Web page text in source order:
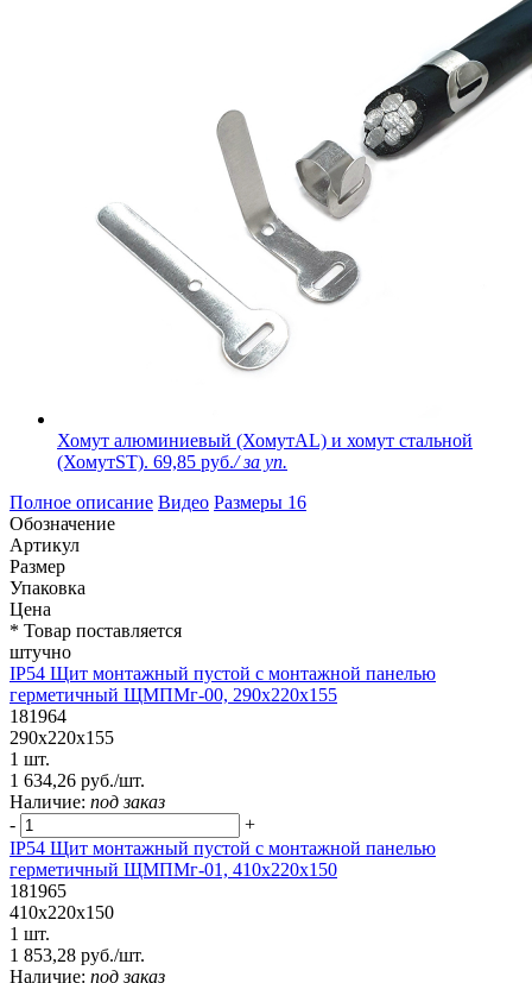
Хомут алюминиевый (ХомутAL) и хомут стальной
(ХомутST). 69,85 руб./ за уп.
Полное описание Видео Размеры 16
Обозначение
Артикул
Размер
Упаковка
Цена
* Товар поставляется
штучно
IP54 Щит монтажный пустой с монтажной панелью
герметичный ЩМПМг-00, 290х220х155
181964
290х220х155
1 шт.
1 634,26 руб./шт.
Наличие: под заказ
-
+
IP54 Щит монтажный пустой с монтажной панелью
герметичный ЩМПМг-01, 410х220х150
181965
410х220х150
1 шт.
1 853,28 руб./шт.
Наличие: под заказ